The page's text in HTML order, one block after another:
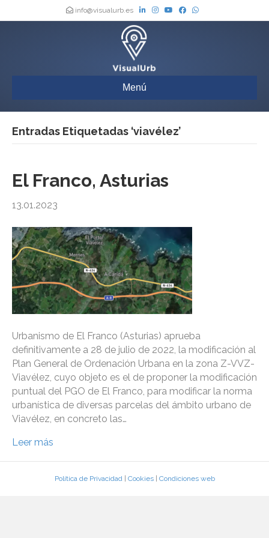
info@visualurb.es
Menú
Entradas Etiquetadas ‘viavélez’
El Franco, Asturias
13.01.2023
Urbanismo de El Franco (Asturias) aprueba
definitivamente a 28 de julio de 2022, la modificación al
Plan General de Ordenación Urbana en la zona Z-VVZ-
Viavélez, cuyo objeto es el de proponer la modificación
puntual del PGO de El Franco, para modificar la norma
urbanística de diversas parcelas del ámbito urbano de
Viavélez, en concreto las…
Leer más
Política de Privacidad| Cookies| Condiciones web